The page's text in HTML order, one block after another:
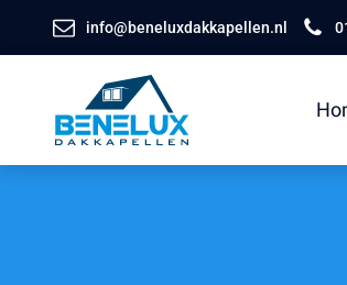
info@beneluxdakkapellen.nl